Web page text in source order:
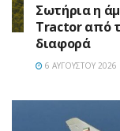
Σωτήρια η
Tractor από
διαφορά
6 ΑΥΓΟΎΣΤΟΥ 2026